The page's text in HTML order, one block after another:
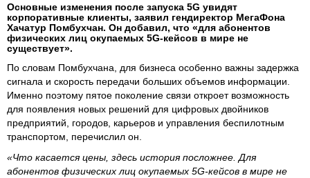
Основные изменения после запуска 5G увидят
корпоративные клиенты, заявил гендиректор МегаФона
Хачатур Помбухчан. Он добавил, что «для абонентов
физических лиц окупаемых 5G-кейсов в мире не
существует».
По словам Помбухчана, для бизнеса особенно важны задержка
сигнала и скорость передачи больших объемов информации.
Именно поэтому пятое поколение связи откроет возможность
для появления новых решений для цифровых двойников
предприятий, городов, карьеров и управления беспилотным
транспортом, перечислил он.
«Что касается цены, здесь история посложнее. Для
абонентов физических лиц окупаемых 5G-кейсов в мире не